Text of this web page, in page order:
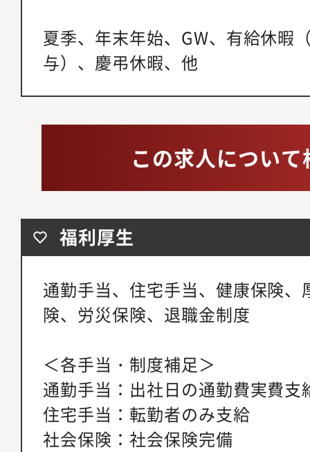
夏季、年末年始、GW、有給休暇
与）、慶弔休暇、他
この求人につい
福利厚生
通勤手当、住宅手当、健康保険
険、労災保険、退職金制度
＜各手当・制度補足＞
通勤手当：出社日の通勤費実費支
住宅手当：転勤者のみ支給
社会保険：社会保険完備